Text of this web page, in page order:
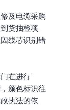
及电缆采购
货抽检项
线芯识别错
在进行
颜色标识往
执法的依